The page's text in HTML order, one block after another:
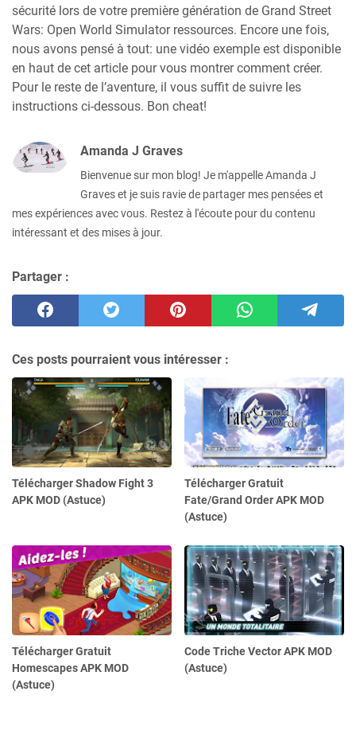
sécurité lors de votre première génération de Grand Street
Wars: Open World Simulator ressources. Encore une fois,
nous avons pensé à tout: une vidéo exemple est disponible
en haut de cet article pour vous montrer comment créer.
Pour le reste de l’aventure, il vous suffit de suivre les
instructions ci-dessous. Bon cheat!
Amanda J Graves
Bienvenue sur mon blog! Je m'appelle Amanda J
Graves et je suis ravie de partager mes pensées et
mes expériences avec vous. Restez à l'écoute pour du contenu
intéressant et des mises à jour.
Partager :
Ces posts pourraient vous intéresser :
Télécharger Shadow Fight 3
APK MOD (Astuce)
Télécharger Gratuit
Fate/Grand Order APK MOD
(Astuce)
Télécharger Gratuit
Homescapes APK MOD
(Astuce)
Code Triche Vector APK MOD
(Astuce)